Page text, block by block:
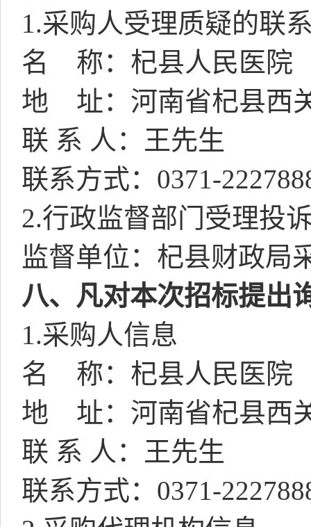
1.采购人受理质疑的联
名
称：杞县人民医院
地
址：河南省杞县西
联 系 人：王先生
联系方式： 0371-
2.行政监督部门受理投
监督单位：杞县财政局
八、凡对本次招标提出
1.采购人信息
名
称：杞县人民医院
地
址：河南省杞县西
联 系 人：王先生
联系方式： 0371-